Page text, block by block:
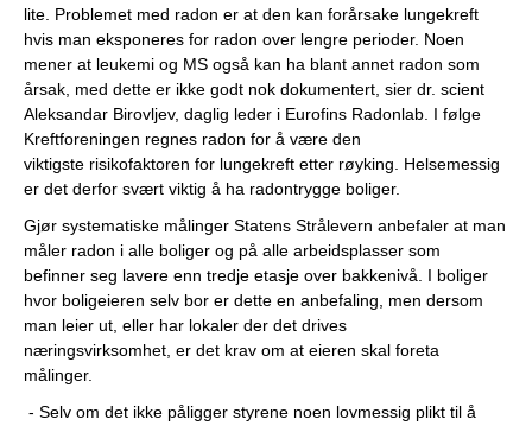
lite. Problemet med radon er at den kan forårsake lungekreft
hvis man eksponeres for radon over lengre perioder. Noen
mener at leukemi og MS også kan ha blant annet radon som
årsak, med dette er ikke godt nok dokumentert, sier dr. scient
Aleksandar Birovljev, daglig leder i Eurofins Radonlab. I følge
Kreftforeningen regnes radon for å være den
viktigste risikofaktoren for lungekreft etter røyking. Helsemessig
er det derfor svært viktig å ha radontrygge boliger.
Gjør systematiske målinger Statens Strålevern anbefaler at man
måler radon i alle boliger og på alle arbeidsplasser som
befinner seg lavere enn tredje etasje over bakkenivå. I boliger
hvor boligeieren selv bor er dette en anbefaling, men dersom
man leier ut, eller har lokaler der det drives
næringsvirksomhet, er det krav om at eieren skal foreta
målinger.
- Selv om det ikke påligger styrene noen lovmessig plikt til å